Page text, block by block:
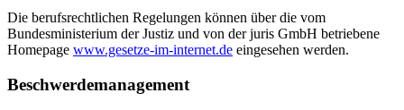
Die berufsrechtlichen Regelungen können über die vom
Bundesministerium der Justiz und von der juris GmbH betriebene
Homepage www.gesetze-im-internet.de eingesehen werden.
Beschwerdemanagement